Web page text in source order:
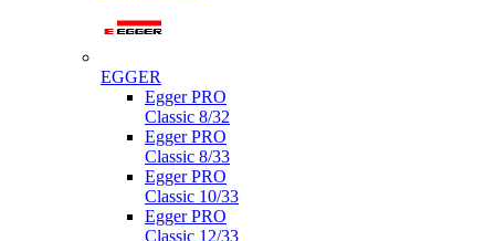
EGGER
Egger PRO
Classic 8/32
Egger PRO
Classic 8/33
Egger PRO
Classic 10/33
Egger PRO
Classic 12/33